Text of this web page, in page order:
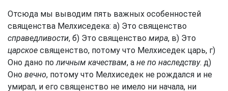
Отсюда мы выводим пять важных особенностей
священства Мелхиседека: а) Это священство
справедливости, б) Это священство мира, в) Это
царское священство, потому что Мелхиседек царь, г)
Оно дано поличным качествам, а не по наследству. д)
Оно вечно, потому что Мелхиседек не рождался и не
умирал, и его священство не имело ни начала, ни